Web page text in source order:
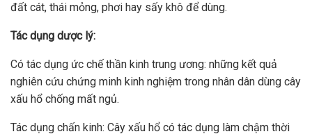
đất cát, thái mỏng, phơi hay sấy khô để dùng.
Tác dụng dược lý:
Có tác dụng ức chế thần kinh trung ương: những kết quả
nghiên cứu chứng minh kinh nghiệm trong nhân dân dùng cây
xấu hổ chống mất ngủ.
Tác dụng chấn kinh: Cây xấu hổ có tác dụng làm chậm thời